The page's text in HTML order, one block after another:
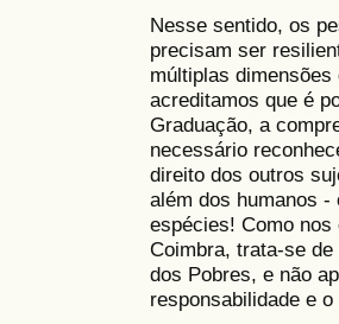
Nesse sentido, os
precisam ser
múltiplas
acreditamos que é
Graduação, a
necessário
direito dos outros
além dos humanos
espécies! Como
Coimbra, trata-se
dos Pobres, e não
responsabilidade e